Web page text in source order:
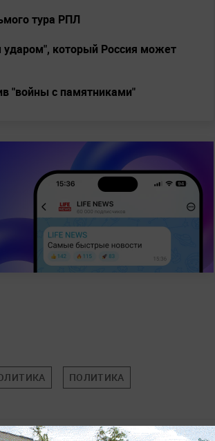
тура РПЛ
который Россия может
"войны с памятниками"
ПОЛИТИКА